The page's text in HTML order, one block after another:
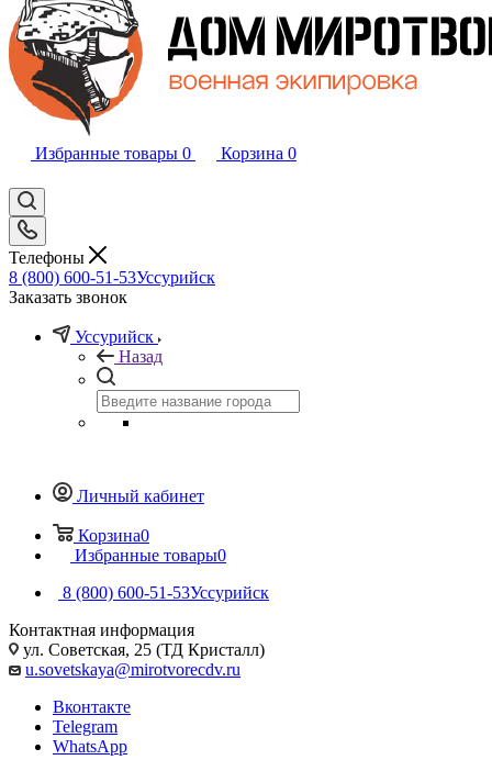
Избранные товары 0 Корзина 0
Телефоны
8 (800) 600-51-53Уссурийск
Заказать звонок
Уссурийск
Назад
Личный кабинет
Корзина0
Избранные товары0
8 (800) 600-51-53Уссурийск
Контактная информация
ул. Советская, 25 (ТД Кристалл)
u.sovetskaya@mirotvorecdv.ru
Вконтакте
Telegram
WhatsApp